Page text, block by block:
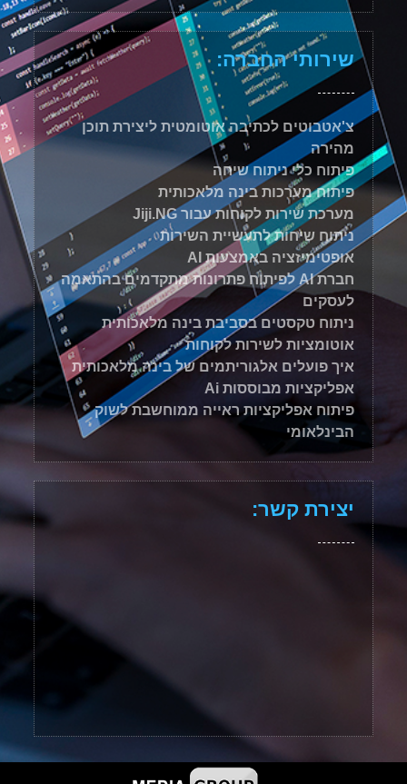
שירותי החברה:
צ'אטבוטים לכתיבה אוטומטית ליצירת תוכן
מהירה
פיתוח כלי ניתוח שיחה
פיתוח מערכות בינה מלאכותית
מערכת שירות לקוחות עבור Jiji.NG
ניתוח שיחות לתעשיית השירות
אופטימיזציה באמצעות AI
חברת AI לפיתוח פתרונות מתקדמים בהתאמה
לעסקים
ניתוח טקסטים בסביבת בינה מלאכותית
אוטומציות לשירות לקוחות
איך פועלים אלגוריתמים של בינה מלאכותית
אפליקציות מבוססות Ai
פיתוח אפליקציות ראייה ממוחשבת לשוק
הבינלאומי
יצירת קשר: